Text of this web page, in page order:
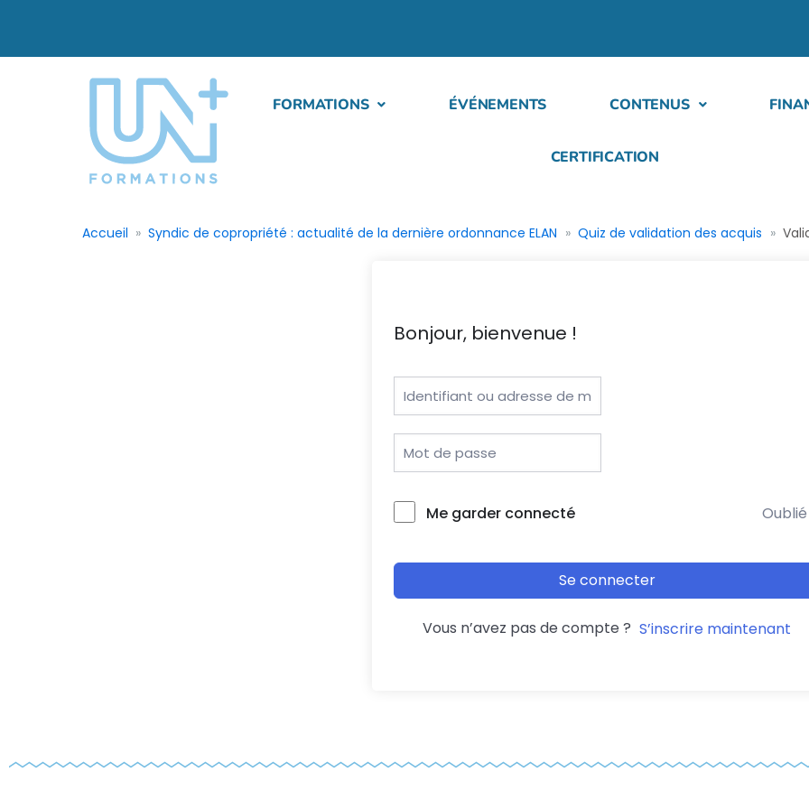
FORMATIONS ÉVÉNEMENTS CONTENUS
CERTIFICATION
Accueil Syndic de copropriété : actualité de la dernière ordonnance ELAN Quiz de validation des acquis
Bonjour, bienvenue !
Me garder connecté
Se connecter
Vous n’avez pas de compte ? S’inscrire maintenant